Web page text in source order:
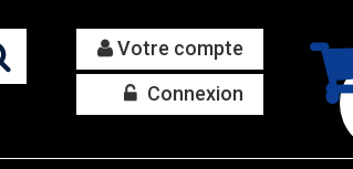
Votre compte
Connexion